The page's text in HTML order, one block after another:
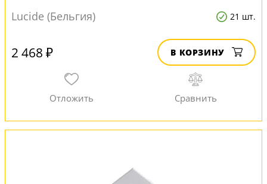
Lucide (Бельгия) 21 шт.
2 468 ₽ В КОРЗИНУ